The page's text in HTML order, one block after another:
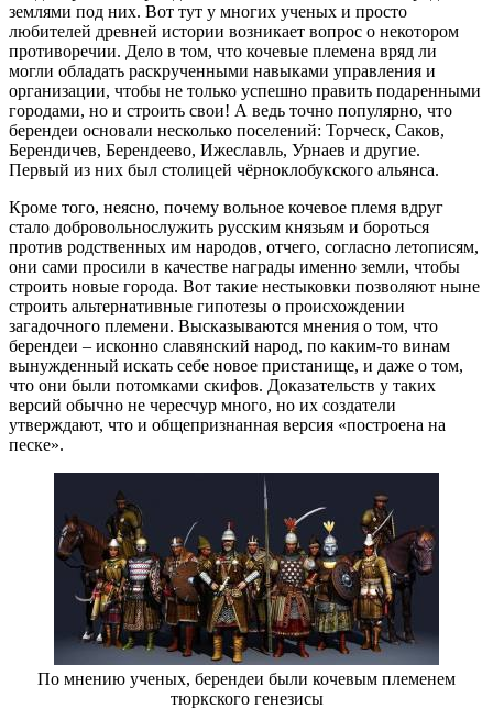
землями под них. Вот тут у многих ученых и просто
любителей древней истории возникает вопрос о некотором
противоречии. Дело в том, что кочевые племена вряд ли
могли обладать раскрученными навыками управления и
организации, чтобы не только успешно править подаренными
городами, но и строить свои! А ведь точно популярно, что
берендеи основали несколько поселений: Торческ, Саков,
Берендичев, Берендеево, Ижеславль, Урнаев и другие.
Первый из них был столицей чёрноклобукского альянса.
Кроме того, неясно, почему вольное кочевое племя вдруг
стало добровольнослужить русским князьям и бороться
против родственных им народов, отчего, согласно летописям,
они сами просили в качестве награды именно земли, чтобы
строить новые города. Вот такие нестыковки позволяют ныне
строить альтернативные гипотезы о происхождении
загадочного племени. Высказываются мнения о том, что
берендеи – исконно славянский народ, по каким-то винам
вынужденный искать себе новое пристанище, и даже о том,
что они были потомками скифов. Доказательств у таких
версий обычно не чересчур много, но их создатели
утверждают, что и общепризнанная версия «построена на
песке».
По мнению ученых, берендеи были кочевым племенем
тюркского генезисы